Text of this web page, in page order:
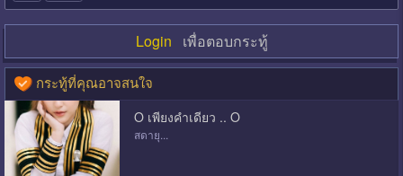
Login เพื่อตอบกระทู้
กระทู้ที่คุณอาจสนใจ
O เพียงคำเดียว .. O
สดายุ...